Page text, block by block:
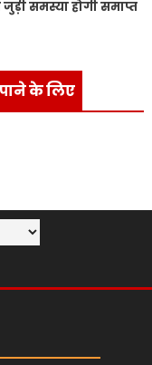
समस्या होगी समाप्त
के लिए